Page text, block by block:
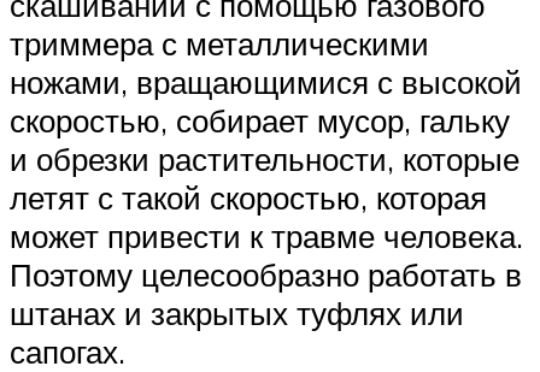
триммера с металлическими
ножами, вращающимися с высокой
скоростью, собирает мусор, гальку
и обрезки растительности, которые
летят с такой скоростью, которая
может привести к травме человека.
Поэтому целесообразно работать в
штанах и закрытых туфлях или
сапогах.